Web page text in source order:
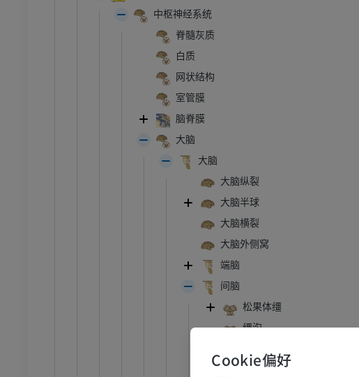
中枢神经系统
脊髓灰质
白质
网状结构
室管膜
脑脊膜
大脑
大脑
大脑纵裂
大脑半球
大脑横裂
大脑外侧窝
端脑
间脑
松果体缰
缰沟
外侧膝状体
踝关节磁共振成像
优质会员
前足MRI
Cookie偏好